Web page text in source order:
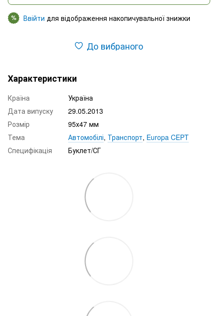
% Ввійти для відображення накопичувальної знижки
До вибраного
Характеристики
Країна
Україна
Дата випуску
29.05.2013
Розмір
95х47 мм
Тема
Автомобілі, Транспорт, Europa CEPT
Специфікація
Буклет/СГ